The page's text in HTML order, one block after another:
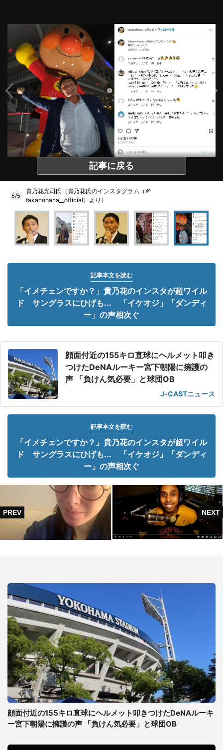
記事に戻る
5/5
貴乃花光司氏（貴乃花氏のインスタグラム（＠
takanohana__official）より）
記事本文を読む
「イメチェンですか？」貴乃花のインスタが超ワイル
ド サングラスにひげも... 「イケオジ」「ダンディ
ー」の声相次ぐ
顔面付近の155キロ直球にヘルメット叩き
つけたDeNAルーキー宮下朝陽に擁護の
声 「負けん気必要」と球団OB
J-CASTニュース
記事本文を読む
「イメチェンですか？」貴乃花のインスタが超ワイル
ド サングラスにひげも... 「イケオジ」「ダンディ
ー」の声相次ぐ
顔面付近の155キロ直球にヘルメット叩きつけたDeNAルーキ
ー宮下朝陽に擁護の声 「負けん気必要」と球団OB